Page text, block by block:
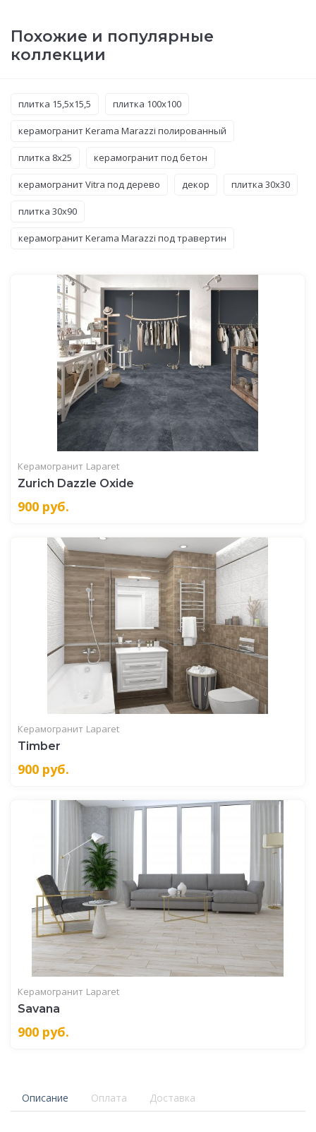
Похожие и популярные
коллекции
плитка 15,5x15,5 плитка 100x100
керамогранит Kerama Marazzi полированный
плитка 8x25 керамогранит под бетон
керамогранит Vitra под дерево декор плитка 30x30
плитка 30x90
керамогранит Kerama Marazzi под травертин
Керамогранит Laparet
Zurich Dazzle Oxide
900 руб.
Керамогранит Laparet
Timber
900 руб.
Керамогранит Laparet
Savana
900 руб.
Описание Оплата Доставка